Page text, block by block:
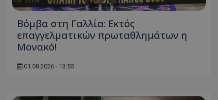
Βόμβα στη Γαλλία: Εκτός
επαγγελματικών πρωταθλημάτων η
Μονακό!
01.08.2026 - 13:55